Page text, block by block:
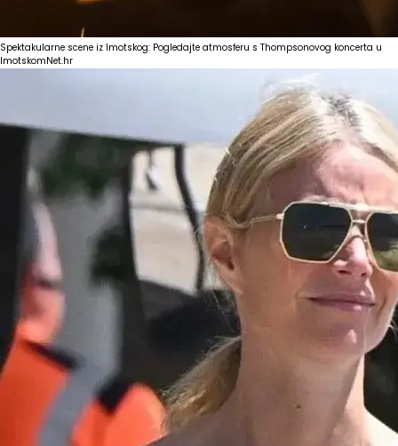
Spektakularne scene iz Imotskog: Pogledajte atmosferu s Thompsonovog koncerta u
ImotskomNet.hr